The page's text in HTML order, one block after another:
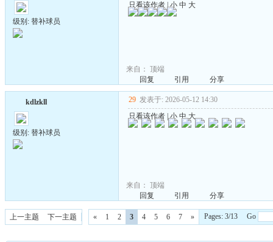
级别: 替补球员
只看该作者 |小 中 大
来自： 顶端
回复
引用 分享
kdlzkll
级别: 替补球员
29 发表于: 2026-05-12 14:30
只看该作者 |小 中 大
来自： 顶端
回复
引用 分享
上一主题 下一主题 « 1 2 3 4 5 6 7 » Pages: 3/13 Go